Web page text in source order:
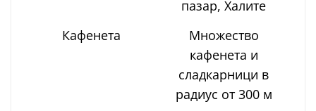
пазар, Халите
Кафенета
Множество
кафенета и
сладкарници в
радиус от 300 м